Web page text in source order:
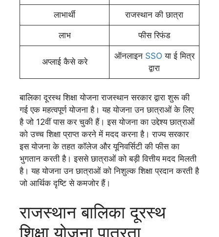
लाभार्थी राजस्थान की छात्रा
लाभ फीस रिफंड
अप्लाई कैसे करे
ऑनलाइन SSO या ई मित्र
द्वारा
बालिका दूरस्थ शिक्षा योजना राजस्थान सरकार द्वारा शुरू की
गई एक महत्वपूर्ण योजना है। यह योजना उन छात्राओं के लिए
है जो 12वीं पास कर चुकी हैं। इस योजना का उद्देश्य छात्राओं
को उच्च शिक्षा प्राप्त करने में मदद करना है। राज्य सरकार
इस योजना के तहत कॉलेज और यूनिवर्सिटी की फीस का
भुगतान करती है। इससे छात्राओं को बड़ी वित्तीय मदद मिलती
है। यह योजना उन छात्राओं को निशुल्क शिक्षा प्रदान करती है
जो आर्थिक दृष्टि से कमजोर हैं।
राजस्थान बालिका दूरस्थ
शिक्षा योजना पात्रता